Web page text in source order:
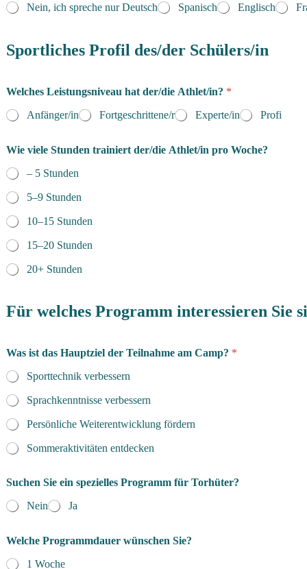
Nein, ich spreche nur Deutsch
Spanisch Englisch
Sportliches Profil des/der Schülers/in
Welches Leistungsniveau hat der/die Athlet/in? *
Anfänger/in
Fortgeschrittene/r Experte/in Profi
Wie viele Stunden trainiert der/die Athlet/in pro Woche?
– 5 Stunden
5–9 Stunden
10–15 Stunden
15–20 Stunden
20+ Stunden
Für welches Programm interessieren Sie
Was ist das Hauptziel der Teilnahme am Camp? *
Sporttechnik verbessern
Sprachkenntnisse verbessern
Persönliche Weiterentwicklung fördern
Sommeraktivitäten entdecken
Suchen Sie ein spezielles Programm für Torhüter?
Nein
Ja
Welche Programmdauer wünschen Sie?
1 Woche